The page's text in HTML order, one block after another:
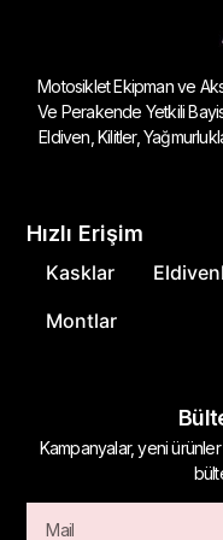
Motosiklet Ekipman ve
Ve Perakende Yetkili
Eldiven, Kilitler,
Hızlı Erişim
Kasklar
Montlar
Kampanyalar, yeni